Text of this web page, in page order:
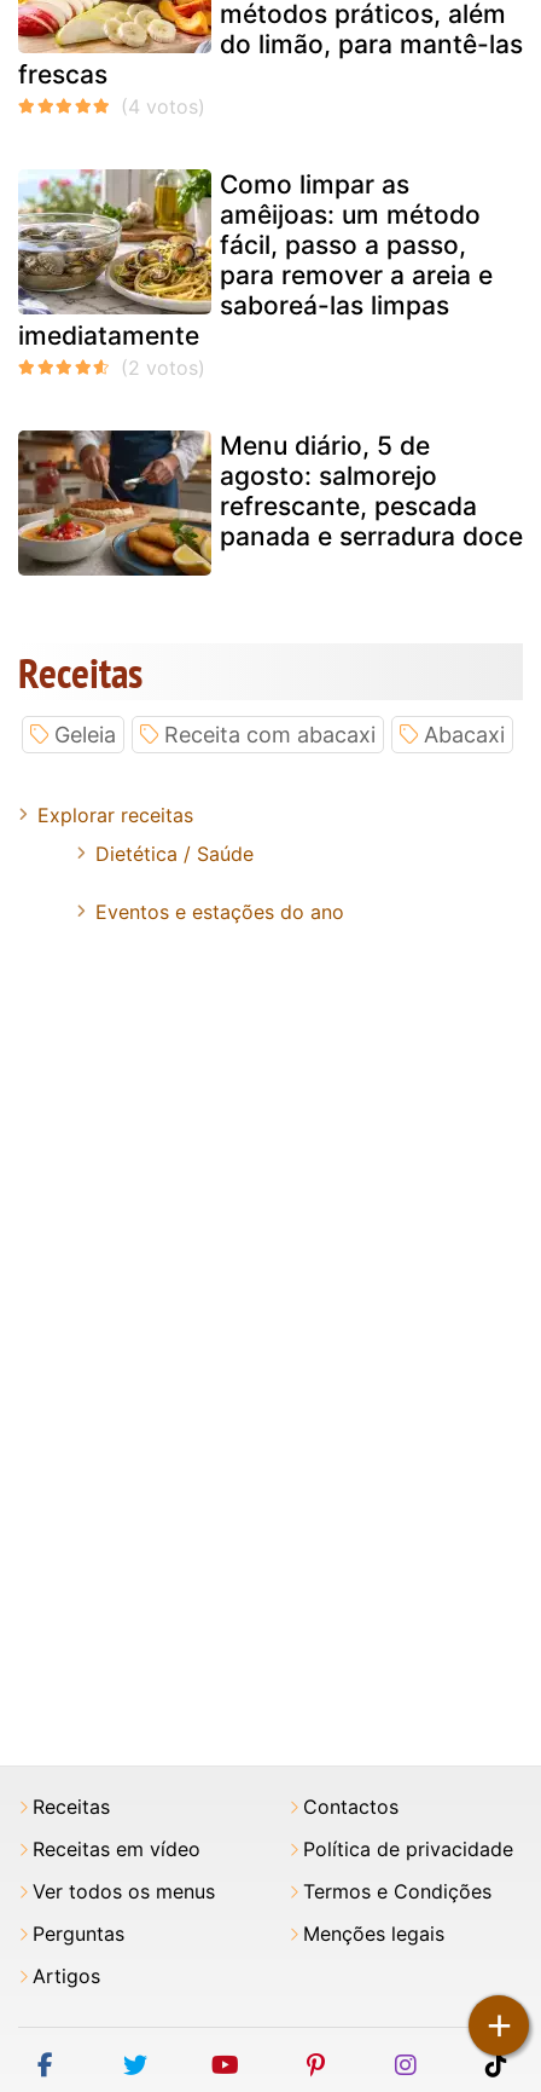
+
métodos práticos, além
do limão, para mantê-las
frescas
Como limpar as
amêijoas: um método
fácil, passo a passo,
para remover a areia e
saboreá-las limpas
imediatamente
Menu diário, 5 de
agosto: salmorejo
refrescante, pescada
panada e serradura doce
Receitas
Geleia Receita com abacaxi Abacaxi
Explorar receitas
Dietética / Saúde
Eventos e estações do ano
Receitas
Receitas em vídeo
Ver todos os menus
Perguntas
Artigos
Contactos
Política de privacidade
Termos e Condições
Menções legais
facebooktwitter youtubepinterestinstagram